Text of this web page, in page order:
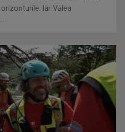
săi ...
Iar Valea